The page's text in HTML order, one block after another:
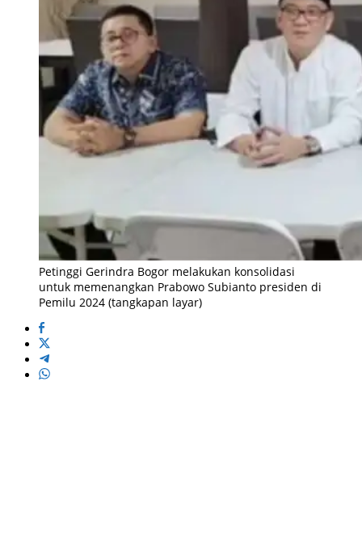
Petinggi Gerindra Bogor melakukan konsolidasi
untuk memenangkan Prabowo Subianto presiden di
Pemilu 2024 (tangkapan layar)